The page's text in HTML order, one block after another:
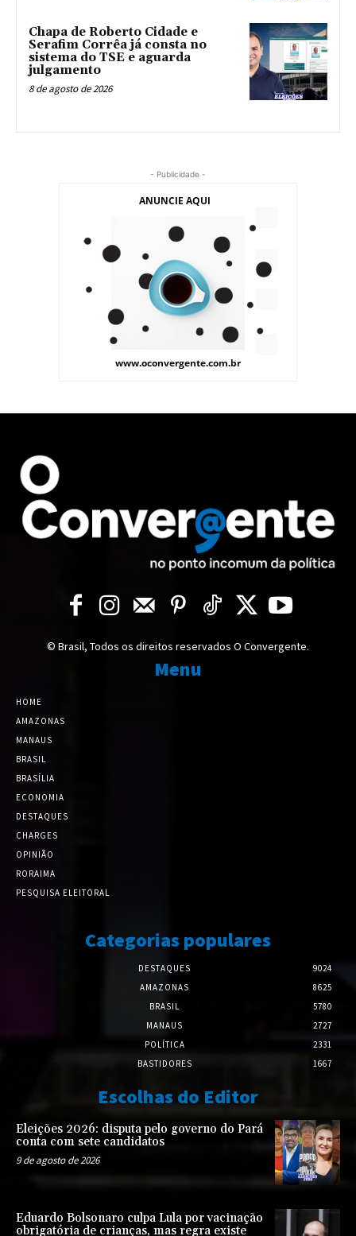
Chapa de Roberto Cidade e
Serafim Corrêa já consta no
sistema do TSE e aguarda
julgamento
8 de agosto de 2026
- Publicidade -
© Brasil, Todos os direitos reservados O Convergente.
Menu
HOME
AMAZONAS
MANAUS
BRASIL
BRASÍLIA
ECONOMIA
DESTAQUES
CHARGES
OPINIÃO
RORAIMA
PESQUISA ELEITORAL
Categorias populares
DESTAQUES
9024
AMAZONAS
8625
BRASIL
5780
MANAUS
2727
POLÍTICA
2331
BASTIDORES
1667
Escolhas do Editor
Eleições 2026: disputa pelo governo do Pará
conta com sete candidatos
9 de agosto de 2026
Eduardo Bolsonaro culpa Lula por vacinação
obrigatória de crianças, mas regra existe